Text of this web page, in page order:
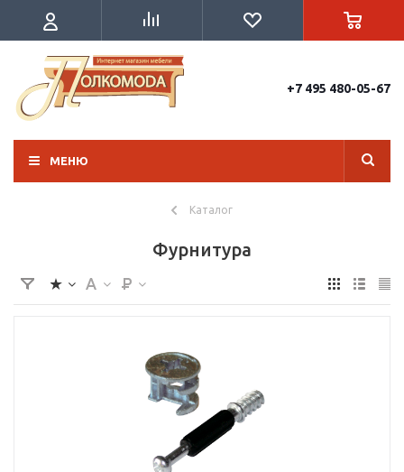
+7 495 480-05-67
МЕНЮ
Каталог
Фурнитура